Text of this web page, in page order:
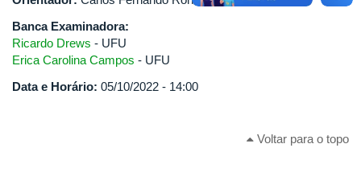
Banca Examinadora:
Ricardo Drews - UFU
Erica Carolina Campos - UFU
Data e Horário: 05/10/2022 - 14:00
Voltar para o topo